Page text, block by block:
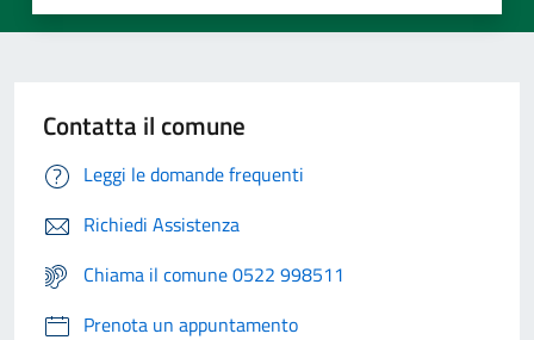
Contatta il comune
Leggi le domande frequenti
Richiedi Assistenza
Chiama il comune 0522 998511
Prenota un appuntamento